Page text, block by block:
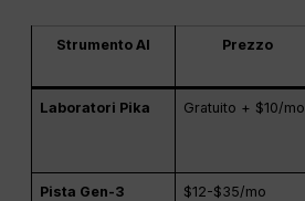
Strumento AI Prezzo
Laboratori Pika Gratuito + $10/mo
Pista Gen-3 $12-$35/mo